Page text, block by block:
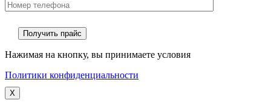
Нажимая на кнопку, вы принимаете условия
Политики конфиденциальности
X